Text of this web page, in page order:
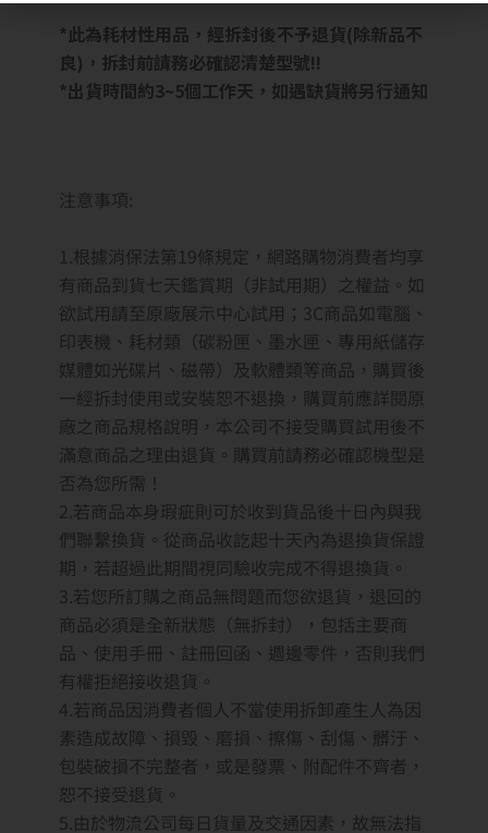
*此為耗材性用品，經拆封後不予退貨(除新品不
良)，拆封前請務必確認清楚型號!!
*出貨時間約3~5個工作天，如遇缺貨將另行通知
注意事項:
1.根據消保法第19條規定，網路購物消費者均享
有商品到貨七天鑑賞期 （非試用期）
之權益。如
欲試用請至原廠展示中心試用；3C商品如電腦、
印表機、耗材類（碳粉匣、墨水匣、專用紙儲存
媒體如光碟片、磁帶）及軟體類等商品，購買後
一經拆封使用或安裝恕不退換，購買前應詳閱原
廠之商品規格說明，本公司不接受購買試用後不
滿意商品之理由退貨。購買前請務必確認機型是
否為您所需！
2.若商品本身瑕疵則可於收到貨品後十日內與我
們聯繫換貨。從商品收訖起十天內為退換貨保證
期，若超過此期間視同驗收完成不得退換貨。
3.若您所訂購之商品無問題而您欲退貨，退回的
商品必須是全新狀態（無拆封），包括主要商
品、使用手冊、註冊回函、週邊零件，否則我們
有權拒絕接收退貨。
4.若商品因消費者個人不當使用拆卸產生人為因
素造成故障、損毀、磨損、擦傷、刮傷、髒汙、
包裝破損不完整者，或是發票、附配件不齊者，
恕不接受退貨。
5.由於物流公司每日貨量及交通因素，故無法指